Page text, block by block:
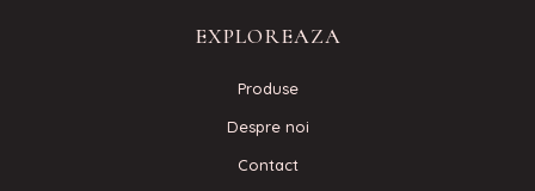
EXPLOREAZA
Produse
Despre noi
Contact